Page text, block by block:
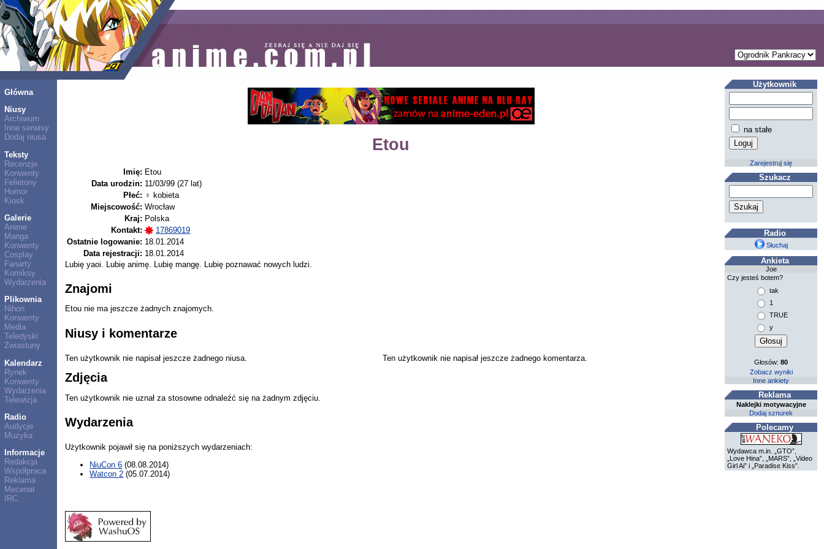
Główna
Niusy
Archiwum
Inne serwisy
Dodaj niusa
Teksty
Recenzje
Konwenty
Felietony
Humor
Kiosk
Galerie
Anime
Manga
Konwenty
Cosplay
Fanarty
Komiksy
Wydarzenia
Plikownia
Nihon
Konwenty
Media
Teledyski
Zwiastuny
Kalendarz
Rynek
Konwenty
Wydarzenia
Telewizja
Radio
Audycje
Muzyka
Informacje
Redakcja
Współpraca
Reklama
Mecenat
IRC
Etou
Imię: Etou
Data urodzin: 11/03/99 (27 lat)
Płeć: ♀ kobieta
Miejscowość: Wrocław
Kraj: Polska
Kontakt:
17869019
Ostatnie logowanie: 18.01.2014
Data rejestracji: 18.01.2014
Lubię yaoi. Lubię animę. Lubię mangę. Lubię poznawać nowych ludzi.
Znajomi
Etou nie ma jeszcze żadnych znajomych.
Niusy i komentarze
Ten użytkownik nie napisał jeszcze żadnego niusa. Ten użytkownik nie napisał jeszcze żadnego komentarza.
Zdjęcia
Ten użytkownik nie uznał za stosowne odnaleźć się na żadnym zdjęciu.
Wydarzenia
Użytkownik pojawił się na poniższych wydarzeniach:
NiuCon 6 (08.08.2014)
Watcon 2 (05.07.2014)
Użytkownik
na stałe
Zarejestruj się
Szukacz
Radio
Słuchaj
Ankieta
Joe
Czy jesteś botem?
tak
1
TRUE
y
Głosów:80
Zobacz wyniki
Inne ankiety
Reklama
Naklejki motywacyjne
Dodaj sznurek
Polecamy
Wydawca m.in. „GTO”,
„Love Hina”, „MARS”, „Video
Girl Ai” i „Paradise Kiss”.